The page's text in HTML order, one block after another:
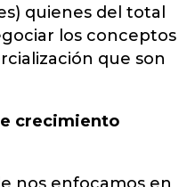
quienes del total
los conceptos
que son
crecimiento